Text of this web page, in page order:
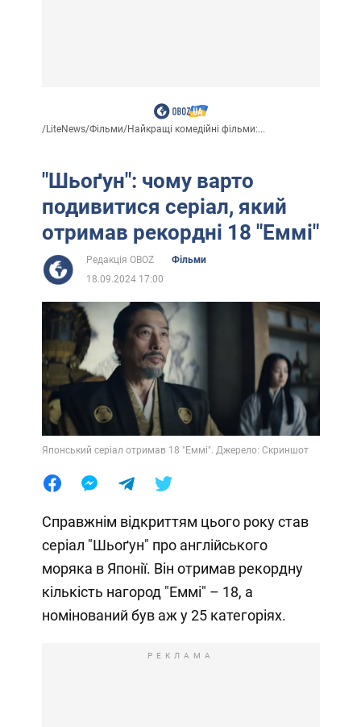
/LiteNews/Фільми/Найкращі комедійні фільми:...
"Шьоґун": чому варто
подивитися серіал, який
отримав рекордні 18 "Еммі"
Редакція OBOZ
Фільми
18.09.2024 17:00
Японський серіал отримав 18 "Еммі". Джерело: Скриншот
Справжнім відкриттям цього року став
серіал "Шьоґун" про англійського
моряка в Японії. Він отримав рекордну
кількість нагород "Еммі" – 18, а
номінований був аж у 25 категоріях.
РЕКЛАМА